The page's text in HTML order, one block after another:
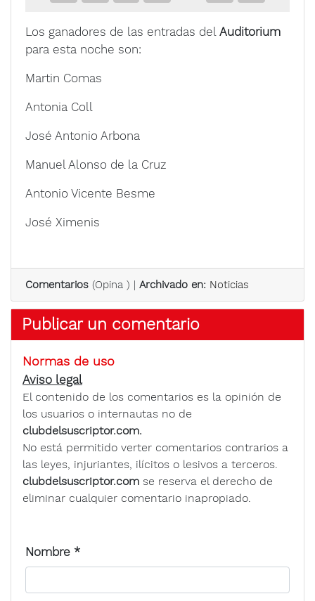
Los ganadores de las entradas del Auditorium
para esta noche son:
Martin Comas
Antonia Coll
José Antonio Arbona
Manuel Alonso de la Cruz
Antonio Vicente Besme
José Ximenis
Comentarios (Opina ) | Archivado en: Noticias
Publicar un comentario
Normas de uso
Aviso legal
El contenido de los comentarios es la opinión de
los usuarios o internautas no de
clubdelsuscriptor.com.
No está permitido verter comentarios contrarios a
las leyes, injuriantes, ilícitos o lesivos a terceros.
clubdelsuscriptor.com se reserva el derecho de
eliminar cualquier comentario inapropiado.
Nombre *